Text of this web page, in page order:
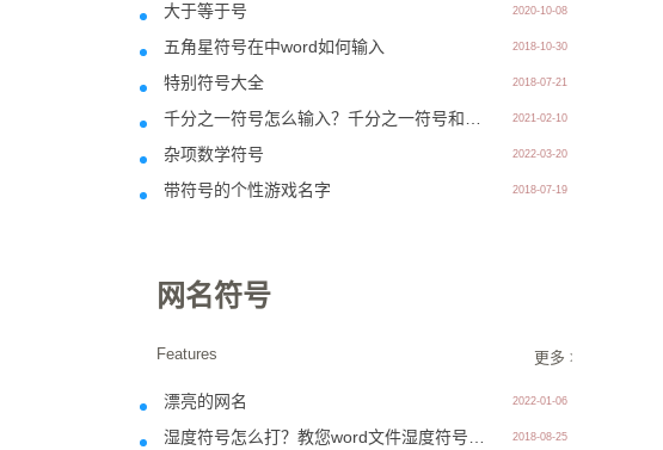
大于等于号 2020-10-08
五角星符号在中word如何输入 2018-10-30
特别符号大全 2018-07-21
2021-02-10
杂项数学符号 2022-03-20
带符号的个性游戏名字 2018-07-19
网名符号
Features 更多 >>
漂亮的网名 2022-01-06
2018-08-25